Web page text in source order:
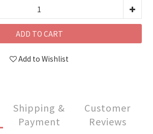
ADD TO CART
Add to Wishlist
Shipping &
Payment
Customer
Reviews